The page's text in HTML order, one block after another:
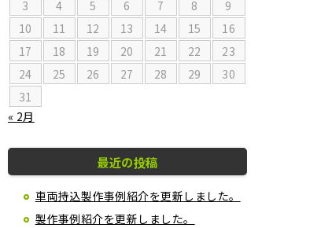
3
4 5 6 7 8
9
10
11 12 13 14 15
16
17
18 19 20 21 22
23
24
25 26 27 28 29
30
31
« 2月
最近の投稿
車両持込製作事例紹介を更新しました。
製作事例紹介を更新しました。